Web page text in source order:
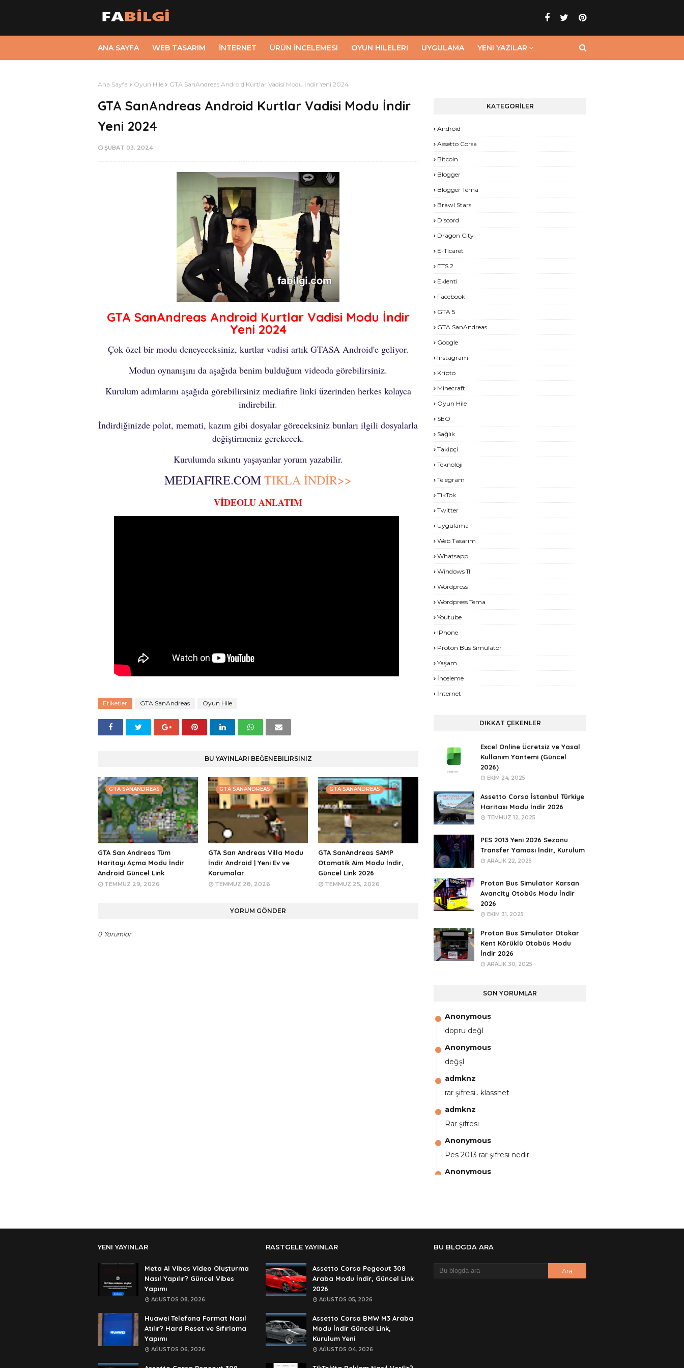
ANA SAYFA WEB TASARIM İNTERNET ÜRÜN İNCELEMESI OYUN HILELERI UYGULAMA YENI YAZILAR
Ana Sayfa Oyun Hile GTA SanAndreas Android Kurtlar Vadisi Modu İndir Yeni 2024
GTA SanAndreas Android Kurtlar Vadisi Modu İndir
Yeni 2024
ŞUBAT 03, 2024
GTA SanAndreas Android Kurtlar Vadisi Modu İndir
Yeni 2024
Çok özel bir modu deneyeceksiniz, kurtlar vadisi artık GTASA Android'e geliyor.
Modun oynanışını da aşağıda benim bulduğum videoda görebilirsiniz.
Kurulum adımlarını aşağıda görebilirsiniz mediafire linki üzerinden herkes kolayca
indirebilir.
İndirdiğinizde polat, memati, kazım gibi dosyalar göreceksiniz bunları ilgili dosyalarla
değiştirmeniz gerekecek.
Kurulumda sıkıntı yaşayanlar yorum yazabilir.
MEDIAFIRE.COMTIKLA İNDİR>>
VİDEOLU ANLATIM
Etiketler GTA SanAndreas Oyun Hile
BU YAYINLARI BEĞENEBILIRSINIZ
GTA SANANDREAS
GTA San Andreas Tüm
Haritayı Açma Modu İndir
Android Güncel Link
TEMMUZ 29, 2026
GTA SANANDREAS
GTA San Andreas Villa Modu
İndir Android | Yeni Ev ve
Korumalar
TEMMUZ 28, 2026
GTA SANANDREAS
GTA SanAndreas SAMP
Otomatik Aim Modu İndir,
Güncel Link 2026
TEMMUZ 25, 2026
YORUM GÖNDER
0 Yorumlar
KATEGORİLER
Android
Assetto Corsa
Bitcoin
Blogger
Blogger Tema
Brawl Stars
Discord
Dragon City
E-Ticaret
ETS 2
Eklenti
Facebook
GTA 5
GTA SanAndreas
Google
Instagram
Kripto
Minecraft
Oyun Hile
SEO
Sağlık
Takipçi
Teknoloji
Telegram
TikTok
Twitter
Uygulama
Web Tasarım
Whatsapp
Windows 11
Wordpress
Wordpress Tema
Youtube
IPhone
Proton Bus Simulator
Yaşam
İnceleme
İnternet
DIKKAT ÇEKENLER
Excel Online Ücretsiz ve Yasal
Kullanım Yöntemi (Güncel
2026)
EKIM 24, 2025
Assetto Corsa İstanbul Türkiye
Haritası Modu İndir 2026
TEMMUZ 12, 2025
PES 2013 Yeni 2026 Sezonu
Transfer Yaması İndir, Kurulum
ARALIK 22, 2025
Proton Bus Simulator Karsan
Avancity Otobüs Modu İndir
2026
EKIM 31, 2025
Proton Bus Simulator Otokar
Kent Körüklü Otobüs Modu
İndir 2026
ARALIK 30, 2025
SON YORUMLAR
Anonymous
dopru değl
Anonymous
değşl
admknz
rar şifresi.. klassnet
admknz
Rar şifresi
Anonymous
Pes 2013 rar şifresi nedir
Anonymous
şifre ?
YENI YAYINLAR
Meta AI Vibes Video Oluşturma
Nasıl Yapılır? Güncel Vibes
Yapımı
AĞUSTOS 08, 2026
Huawei Telefona Format Nasıl
Atılır? Hard Reset ve Sıfırlama
Yapımı
AĞUSTOS 06, 2026
RASTGELE YAYINLAR
Assetto Corsa Pegeout 308
Araba Modu İndir, Güncel Link
2026
AĞUSTOS 05, 2026
Assetto Corsa BMW M3 Araba
Modu İndir Güncel Link,
Kurulum Yeni
AĞUSTOS 04, 2026
BU BLOGDA ARA